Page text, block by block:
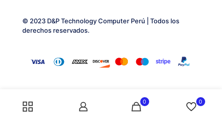
© 2023 D&P Technology Computer Perú | Todos los
derechos reservados.
0 0